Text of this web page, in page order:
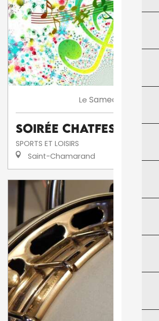
Le Samedi
Soirée Chatfestayres
SPORTS ET LOISIRS
Saint-Chamarand